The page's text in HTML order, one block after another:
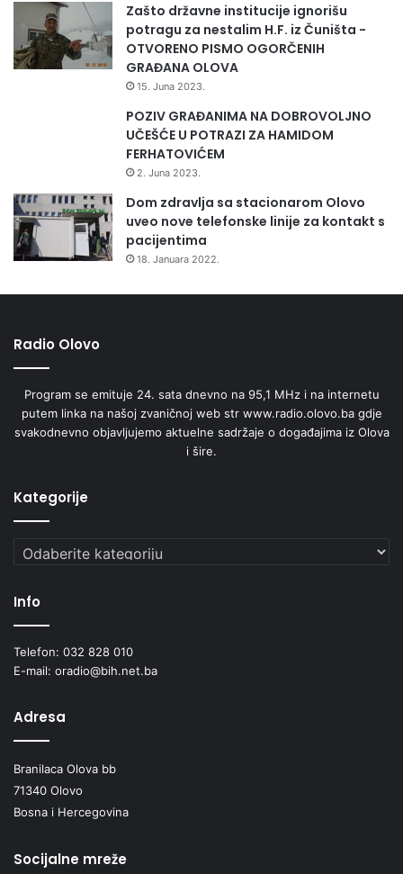
Zašto državne institucije ignorišu
potragu za nestalim H.F. iz Čuništa -
OTVORENO PISMO OGORČENIH
GRAĐANA OLOVA
15. Juna 2023.
POZIV GRAĐANIMA NA DOBROVOLJNO
UČEŠĆE U POTRAZI ZA HAMIDOM
FERHATOVIĆEM
2. Juna 2023.
Dom zdravlja sa stacionarom Olovo
uveo nove telefonske linije za kontakt s
pacijentima
18. Januara 2022.
Radio Olovo
Program se emituje 24. sata dnevno na 95,1 MHz i na internetu
putem linka na našoj zvaničnoj web str www.radio.olovo.ba gdje
svakodnevno objavljujemo aktuelne sadržaje o događajima iz Olova
i šire.
Kategorije
Kategorije
Info
Telefon: 032 828 010
E-mail: oradio@bih.net.ba
Adresa
Branilaca Olova bb
71340 Olovo
Bosna i Hercegovina
Socijalne mreže